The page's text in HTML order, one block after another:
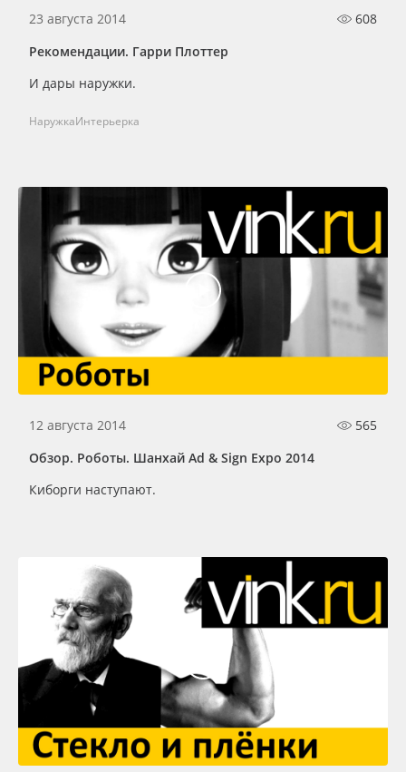
23 августа 2014
608
Рекомендации. Гарри Плоттер
И дары наружки.
НаружкаИнтерьерка
12 августа 2014
565
Обзор. Роботы. Шанхай Ad & Sign Expo 2014
Киборги наступают.